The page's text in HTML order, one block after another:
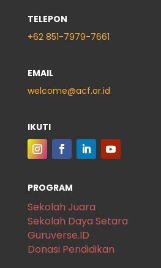
TELEPON
+62 851-7979-7661
EMAIL
welcome@acf.or.id
IKUTI
PROGRAM
Sekolah Juara
Sekolah Daya Setara
Guruverse.ID
Donasi Pendidikan